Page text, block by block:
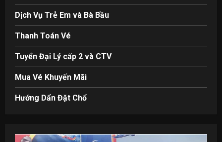
Dịch Vụ Trẻ Em và Bà Bầu
Thanh Toán Vé
Tuyển Đại Lý cấp 2 và CTV
Mua Vé Khuyến Mãi
Hướng Dẩn Đặt Chổ